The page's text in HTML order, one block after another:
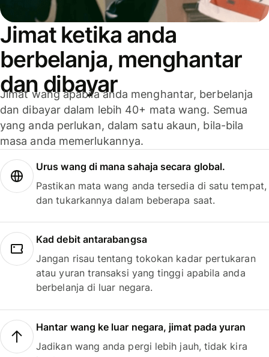
Jimat ketika anda
berbelanja, menghantar
dan dibayar
Jimat wang apabila anda menghantar, berbelanja
dan dibayar dalam lebih 40+ mata wang. Semua
yang anda perlukan, dalam satu akaun, bila-bila
masa anda memerlukannya.
Urus wang di mana sahaja secara global.
Pastikan mata wang anda tersedia di satu tempat,
dan tukarkannya dalam beberapa saat.
Kad debit antarabangsa
Jangan risau tentang tokokan kadar pertukaran
atau yuran transaksi yang tinggi apabila anda
berbelanja di luar negara.
Hantar wang ke luar negara, jimat pada yuran
Jadikan wang anda pergi lebih jauh, tidak kira